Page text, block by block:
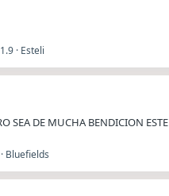
· Esteli
SEA DE MUCHA BENDICION ESTE
Bluefields